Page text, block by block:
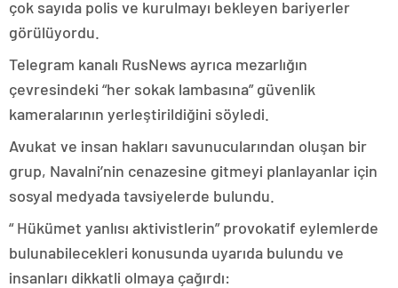
çok sayıda polis ve kurulmayı bekleyen bariyerler
görülüyordu.
Telegram kanalı RusNews ayrıca mezarlığın
çevresindeki “her sokak lambasına” güvenlik
kameralarının yerleştirildiğini söyledi.
Avukat ve insan hakları savunucularından oluşan bir
grup, Navalni’nin cenazesine gitmeyi planlayanlar için
sosyal medyada tavsiyelerde bulundu.
“ Hükümet yanlısı aktivistlerin” provokatif eylemlerde
bulunabilecekleri konusunda uyarıda bulundu ve
insanları dikkatli olmaya çağırdı: